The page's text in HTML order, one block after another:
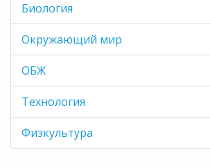
Биология
Окружающий мир
ОБЖ
Технология
Физкультура